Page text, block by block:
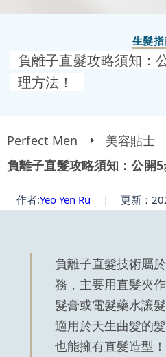
生髮
負離子直髮攻略須知：
理方法！
Perfect Men 美容貼士
負離子直髮攻略須知：公開
作者:Yeo Yen Ru | 更新：
負離子直髮技術屬
務，主要用直髮夾
髮膏或電髮藥水讓
適用於天生曲髮的
也能擁有直髮造型